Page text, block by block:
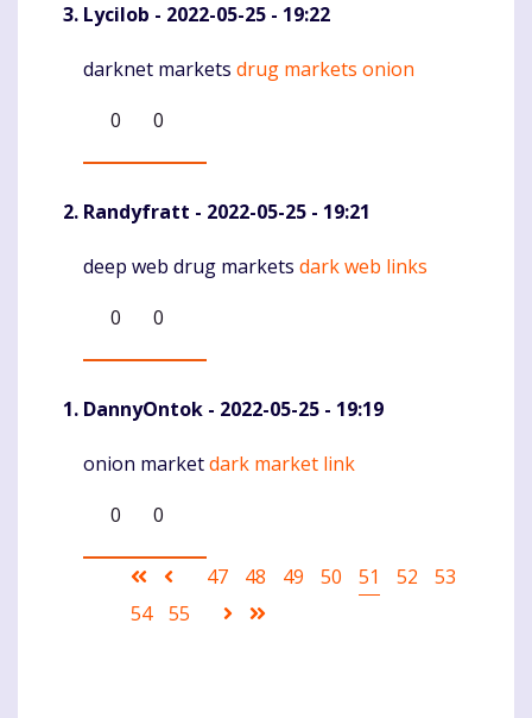
Lycilob - 2022-05-25 - 19:22
Komentaras
darknet markets drug markets onion
0
0
Randyfratt - 2022-05-25 - 19:21
Komentaras
deep web drug markets dark web links
0
0
DannyOntok - 2022-05-25 - 19:19
Komentaras
onion marketdark market link
0
0
Pagination
First
page
Ankstesnis
puslapis
Puslapis
47 Puslapis
48 Puslapis
49 Puslapis
50
Current
51 Puslapis
52 Puslapis
53
Puslapis
54 Puslapis
55
Sekantis